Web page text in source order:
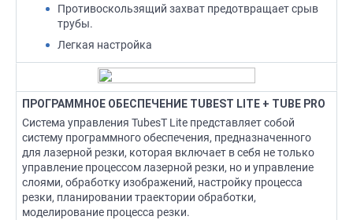
Противоскользящий захват предотвращает срыв
трубы.
Легкая настройка
ПРОГРАММНОЕ ОБЕСПЕЧЕНИЕ TUBEST LITE + TUBE PRO
Система управления TubesT Lite представляет собой
систему программного обеспечения, предназначенного
для лазерной резки, которая включает в себя не только
управление процессом лазерной резки, но и управление
слоями, обработку изображений, настройку процесса
резки, планировании траектории обработки,
моделирование процесса резки.